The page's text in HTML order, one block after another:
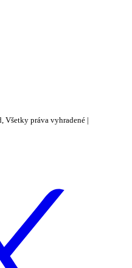
Všetky práva vyhradené |